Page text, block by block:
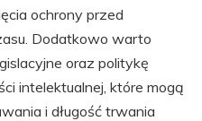
ochrony przed
Dodatkowo warto
oraz politykę
intelektualnej, które mogą
i długość trwania